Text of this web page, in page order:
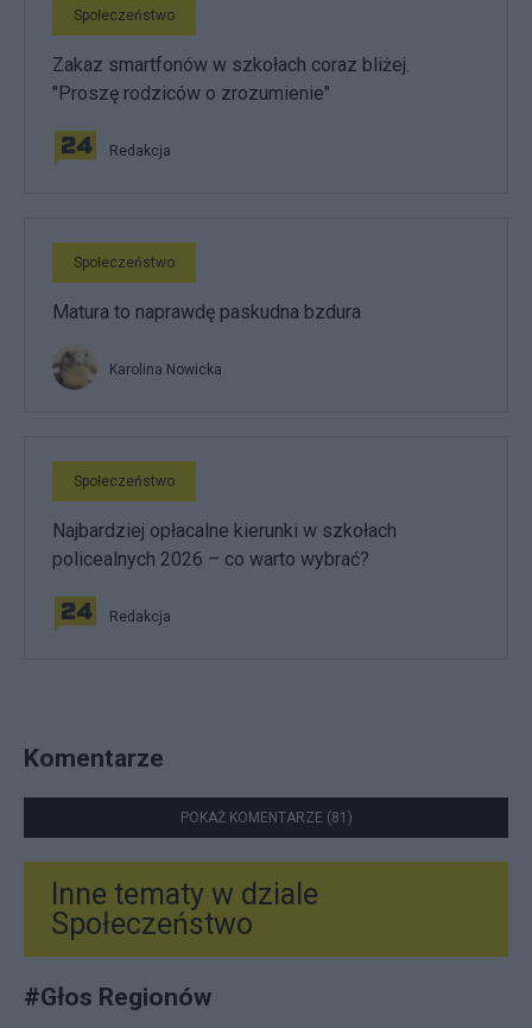
Społeczeństwo
Zakaz smartfonów w szkołach coraz bliżej.
"Proszę rodziców o zrozumienie"
Redakcja
Społeczeństwo
Matura to naprawdę paskudna bzdura
Karolina Nowicka
Społeczeństwo
Najbardziej opłacalne kierunki w szkołach
policealnych 2026 – co warto wybrać?
Redakcja
Komentarze
POKAŻ KOMENTARZE (81)
Inne tematy w dziale
Społeczeństwo
#Głos Regionów